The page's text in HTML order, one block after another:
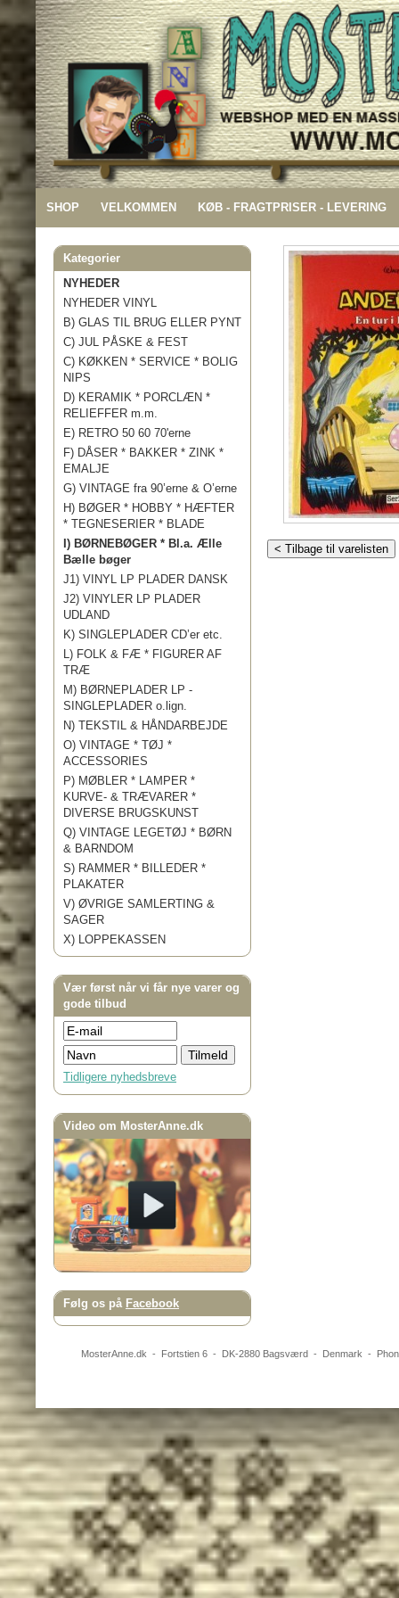
SHOP VELKOMMEN KØB - FRAGTPRISER - LEVERING
Kategorier
NYHEDER
NYHEDER VINYL
B) GLAS TIL BRUG ELLER PYNT
C) JUL PÅSKE & FEST
C) KØKKEN * SERVICE * BOLIG
NIPS
D) KERAMIK * PORCLÆN *
RELIEFFER m.m.
E) RETRO 50 60 70'erne
F) DÅSER * BAKKER * ZINK *
EMALJE
G) VINTAGE fra 90’erne & O’erne
H) BØGER * HOBBY * HÆFTER
* TEGNESERIER * BLADE
I) BØRNEBØGER * Bl.a. Ælle
Bælle bøger
J1) VINYL LP PLADER DANSK
J2) VINYLER LP PLADER
UDLAND
K) SINGLEPLADER CD’er etc.
L) FOLK & FÆ * FIGURER AF
TRÆ
M) BØRNEPLADER LP -
SINGLEPLADER o.lign.
N) TEKSTIL & HÅNDARBEJDE
O) VINTAGE * TØJ *
ACCESSORIES
P) MØBLER * LAMPER *
KURVE- & TRÆVARER *
DIVERSE BRUGSKUNST
Q) VINTAGE LEGETØJ * BØRN
& BARNDOM
S) RAMMER * BILLEDER *
PLAKATER
V) ØVRIGE SAMLERTING &
SAGER
X) LOPPEKASSEN
Vær først når vi får nye varer og
gode tilbud
Tidligere nyhedsbreve
Video om MosterAnne.dk
Følg os på Facebook
< Tilbage til varelisten
MosterAnne.dk - Fortstien 6- DK-2880 Bagsværd- Denmark -